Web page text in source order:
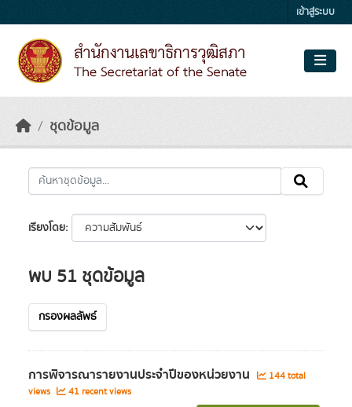
เข้าสู่ระบบ
ชุดข้อมูล
เรียงโดย
พบ 51 ชุดข้อมูล
กรองผลลัพธ์
การพิจารณารายงานประจำปีของหน่วยงาน
144 total
views
41 recent views